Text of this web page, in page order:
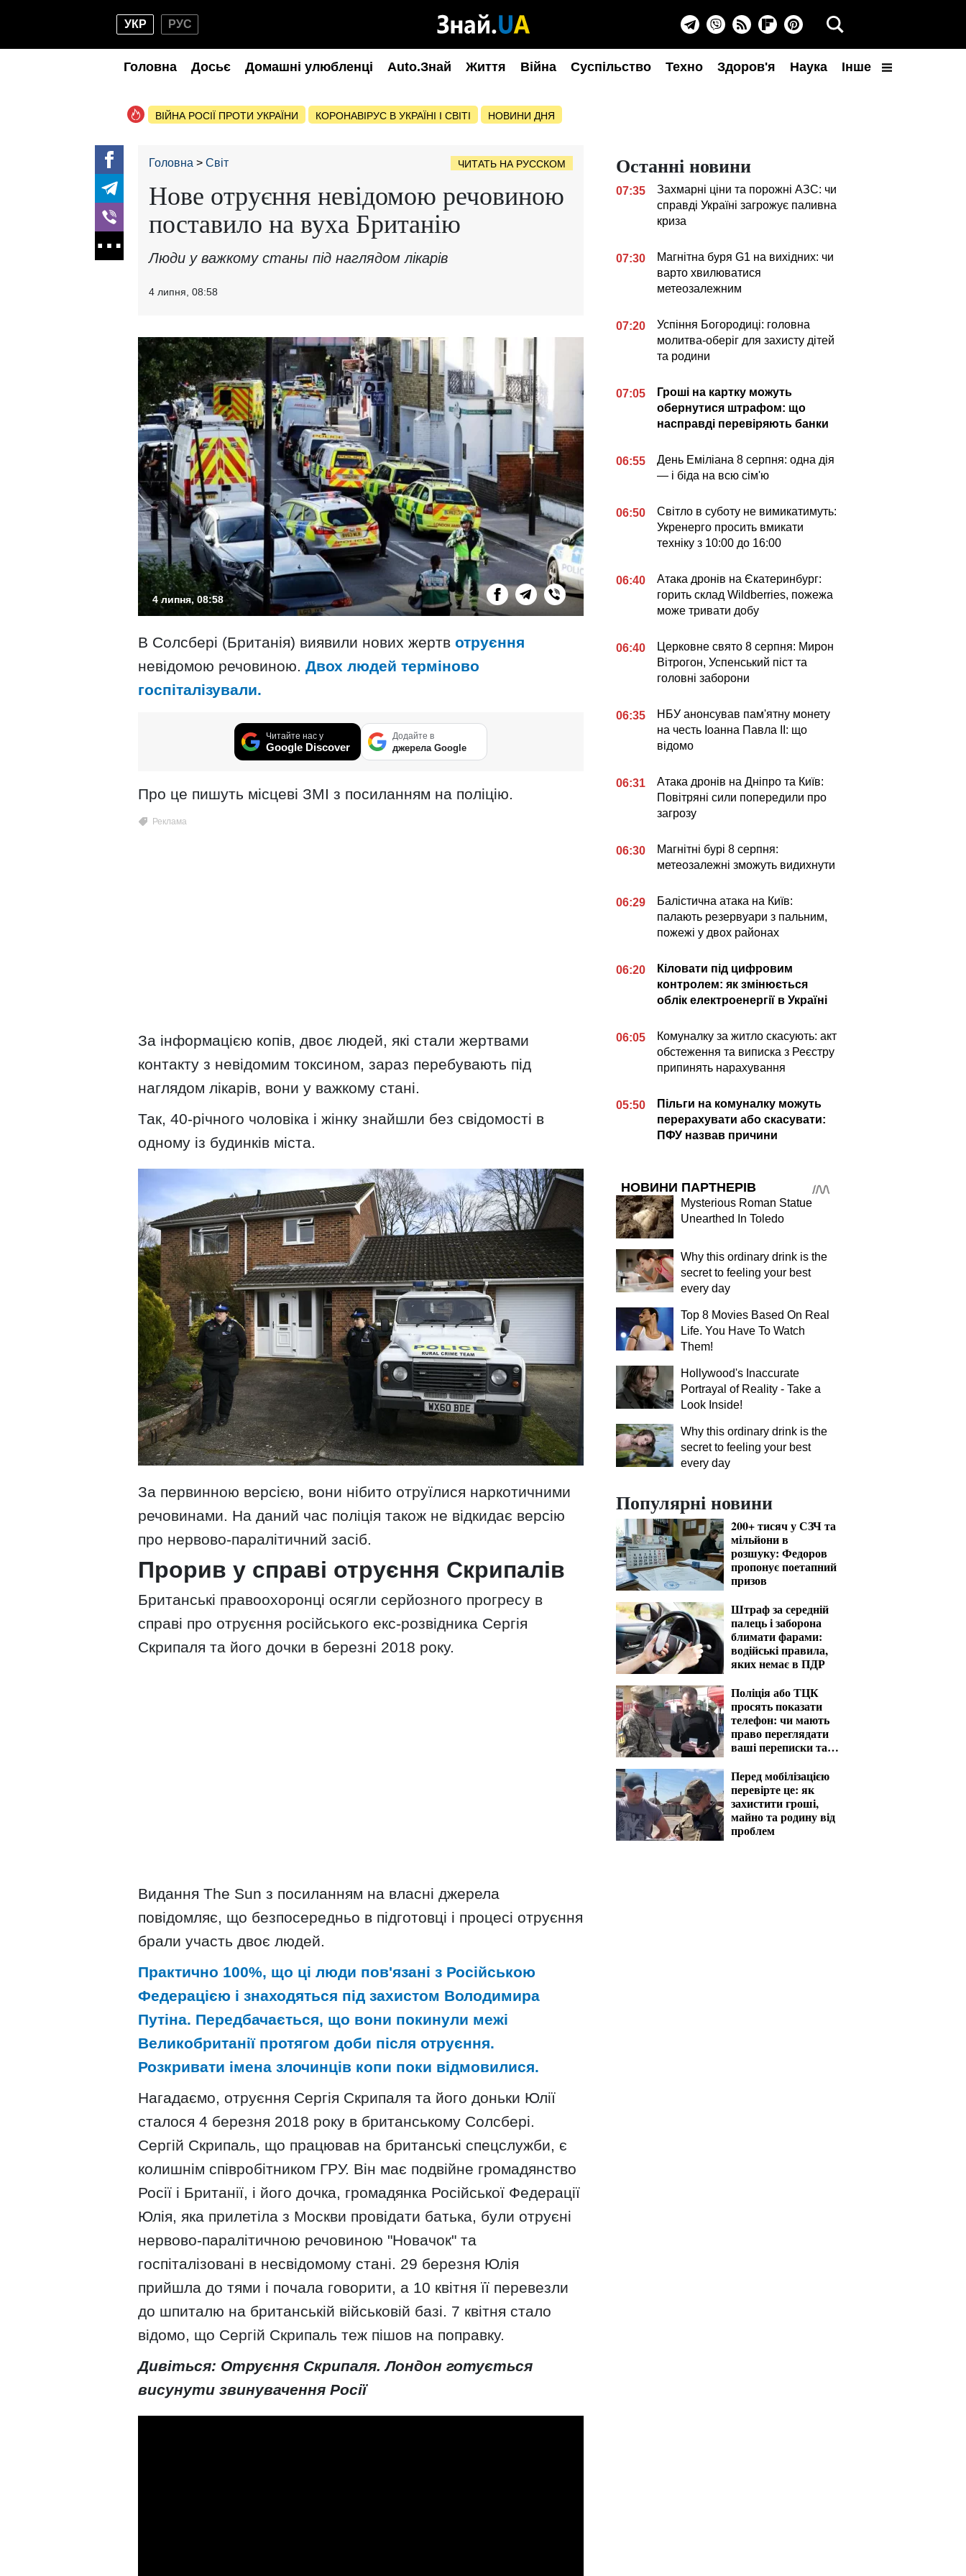
УКР РУС
Головна Досьє Домашні улюбленці Auto.Знай Життя Війна Суспільство Техно Здоров'я Наука Інше
ВІЙНА РОСІЇ ПРОТИ УКРАЇНИ КОРОНАВІРУС В УКРАЇНІ І СВІТІ НОВИНИ ДНЯ
Головна Світ ЧИТАТЬ НА РУССКОМ
Нове отруєння невідомою речовиною
поставило на вуха Британію
Люди у важкому станы під наглядом лікарів
4 липня, 08:58
4 липня, 08:58
В Солсбері (Британія) виявили нових жертв отруєння
невідомою речовиною. Двох людей терміново
госпіталізували.
Читайте нас у
Google Discover
Додайте в
джерела Google
Про це пишуть місцеві ЗМІ з посиланням на поліцію.
За інформацією копів, двоє людей, які стали жертвами
контакту з невідомим токсином, зараз перебувають під
наглядом лікарів, вони у важкому стані.
Так, 40-річного чоловіка і жінку знайшли без свідомості в
одному із будинків міста.
За первинною версією, вони нібито отруїлися наркотичними
речовинами. На даний час поліція також не відкидає версію
про нервово-паралітичний засіб.
Прорив у справі отруєння Скрипалів
Британські правоохоронці осягли серйозного прогресу в
справі про отруєння російського екс-розвідника Сергія
Скрипаля та його дочки в березні 2018 року.
Видання The Sun з посиланням на власні джерела
повідомляє, що безпосередньо в підготовці і процесі отруєння
брали участь двоє людей.
Практично 100%, що ці люди пов'язані з Російською
Федерацією і знаходяться під захистом Володимира
Путіна. Передбачається, що вони покинули межі
Великобританії протягом доби після отруєння.
Розкривати імена злочинців копи поки відмовилися.
Нагадаємо, отруєння Сергія Скрипаля та його доньки Юлії
сталося 4 березня 2018 року в британському Солсбері.
Сергій Скрипаль, що працював на британські спецслужби, є
колишнім співробітником ГРУ. Він має подвійне громадянство
Росії і Британії, і його дочка, громадянка Російської Федерації
Юлія, яка прилетіла з Москви провідати батька, були отруєні
нервово-паралітичною речовиною "Новачок" та
госпіталізовані в несвідомому стані. 29 березня Юлія
прийшла до тями і почала говорити, а 10 квітня її перевезли
до шпиталю на британській військовій базі. 7 квітня стало
відомо, що Сергій Скрипаль теж пішов на поправку.
Дивіться: Отруєння Скрипаля. Лондон готується
висунути звинувачення Росії
Останні новини
07:35
Захмарні ціни та порожні АЗС: чи
справді Україні загрожує паливна
криза
07:30
Магнітна буря G1 на вихідних: чи
варто хвилюватися
метеозалежним
07:20
Успіння Богородиці: головна
молитва-оберіг для захисту дітей
та родини
07:05
Гроші на картку можуть
обернутися штрафом: що
насправді перевіряють банки
06:55
День Еміліана 8 серпня: одна дія
— і біда на всю сім'ю
06:50
Світло в суботу не вимикатимуть:
Укренерго просить вмикати
техніку з 10:00 до 16:00
06:40
Атака дронів на Єкатеринбург:
горить склад Wildberries, пожежа
може тривати добу
06:40
Церковне свято 8 серпня: Мирон
Вітрогон, Успенський піст та
головні заборони
06:35
НБУ анонсував пам'ятну монету
на честь Іоанна Павла II: що
відомо
06:31
Атака дронів на Дніпро та Київ:
Повітряні сили попередили про
загрозу
06:30
Магнітні бурі 8 серпня:
метеозалежні зможуть видихнути
06:29
Балістична атака на Київ:
палають резервуари з пальним,
пожежі у двох районах
06:20
Кіловати під цифровим
контролем: як змінюється
облік електроенергії в Україні
06:05
Комуналку за житло скасують: акт
обстеження та виписка з Реєстру
припинять нарахування
05:50
Пільги на комуналку можуть
перерахувати або скасувати:
ПФУ назвав причини
НОВИНИ ПАРТНЕРІВ
Mysterious Roman Statue
Unearthed In Toledo
Why this ordinary drink is the
secret to feeling your best
every day
Top 8 Movies Based On Real
Life. You Have To Watch
Them!
Hollywood's Inaccurate
Portrayal of Reality - Take a
Look Inside!
Why this ordinary drink is the
secret to feeling your best
every day
Популярні новини
200+ тисяч у СЗЧ та
мільйони в
розшуку: Федоров
пропонує поетапний
призов
Штраф за середній
палець і заборона
блимати фарами:
водійські правила,
яких немає в ПДР
Поліція або ТЦК
просять показати
телефон: чи мають
право переглядати
ваші переписки та
Перед мобілізацією
перевірте це: як
захистити гроші,
майно та родину від
проблем